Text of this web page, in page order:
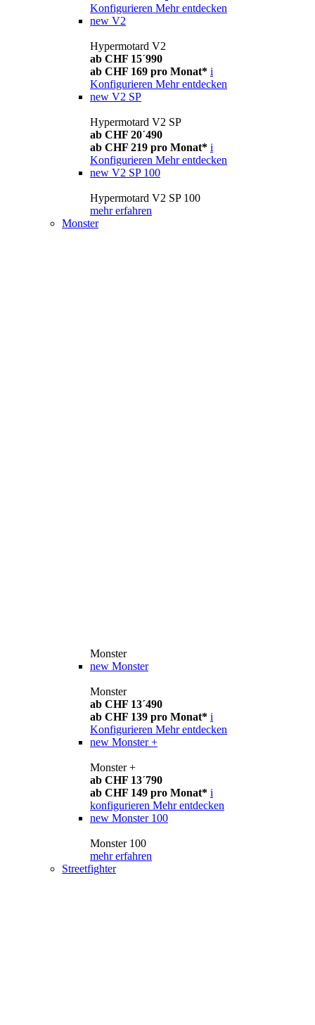
Konfigurieren Mehr entdecken
new V2
Hypermotard V2
ab CHF 15´990
ab CHF 169 pro Monat* i
Konfigurieren Mehr entdecken
new V2 SP
Hypermotard V2 SP
ab CHF 20´490
ab CHF 219 pro Monat* i
Konfigurieren Mehr entdecken
new V2 SP 100
Hypermotard V2 SP 100
mehr erfahren
Monster
Monster
new Monster
Monster
ab CHF 13´490
ab CHF 139 pro Monat* i
Konfigurieren Mehr entdecken
new Monster +
Monster +
ab CHF 13´790
ab CHF 149 pro Monat* i
konfigurieren Mehr entdecken
new Monster 100
Monster 100
mehr erfahren
Streetfighter